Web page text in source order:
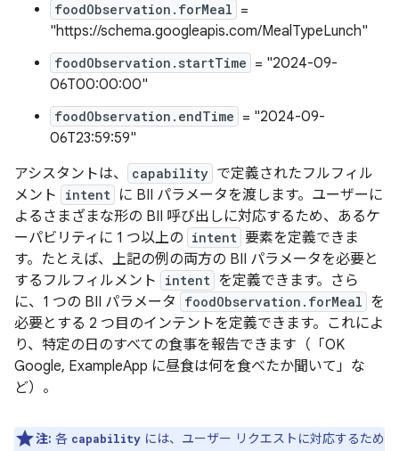
foodObservation.forMeal =
"https://schema.googleapis.com/MealTypeLunch"
foodObservation.startTime = "2024-09-
06T00:00:00"
foodObservation.endTime = "2024-09-
06T23:59:59"
アシスタントは、
capability で定義されたフルフィル
メント
intent に BII パラメータを渡します。ユーザーに
よるさまざまな形の BII 呼び出しに対応するため、あるケ
ーパビリティに 1 つ以上の intent 要素を定義できま
す。たとえば、上記の例の両方の BII パラメータを必要と
するフルフィルメント
intent を定義できます。さら
に、1 つの BII パラメータ
foodObservation.forMeal を
必要とする 2 つ目のインテントを定義できます。これによ
り、特定の日のすべての食事を報告できます（「OK
Google, ExampleApp に昼食は何を食べたか聞いて」 な
ど）。
注: 各 capability には、ユーザー リクエストに対応するため